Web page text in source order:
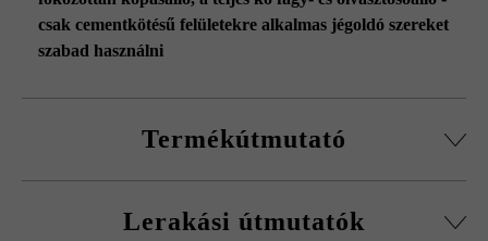
csak cementkötésű felületekre alkalmas jégoldó szereket
szabad használni
Termékútmutató
Kérjük, vegye figyelembe a lerakási útmutatókat és a
Lerakási útmutatók